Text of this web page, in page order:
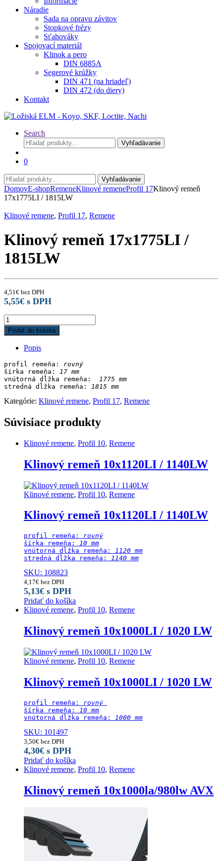
Náradie
Sada na opravu závitov
Stopkové frézy
Sťahováky
Spojovací materiál
Klinok a pero
DIN 6885A
Segerové krúžky
DIN 471 (na hriadeľ)
DIN 472 (do diery)
Kontakt
Search
Hľadať:
Vyhľadávanie
0
Hľadať:
Vyhľadávanie
DomovE-shopRemeneKlinové remeneProfil 17Klinový remeň
17x1775LI / 1815LW
Klinové remene, Profil 17, Remene
Klinový remeň 17x1775LI /
1815LW
4,51 € bez DPH
5,55€ s DPH
Klinový
remeň
17x1775LI
1815LW
quantity
Pridať do košíka
Popis
profil remeňa: rovný
šírka remeňa:
17 mm
vnútorná dĺžka remeňa:
stredná dĺžka remeňa:
Kategórie: Klinové remene, Profil 17, Remene
Súvisiace produkty
Klinové remene, Profil 10, Remene
Klinový remeň 10x1120LI / 1140LW
Klinové remene, Profil 10, Remene
Klinový remeň 10x1120LI / 1140LW
profil remeňa: rovný
šírka remeňa: 10 mm
vnútorná dĺžka remeňa: 1120 mm
stredná dĺžka remeňa:
1140 mm
SKU: 108823
4,17€ bez DPH
5,13€ s DPH
Pridať do košíka
Klinové remene, Profil 10, Remene
Klinový remeň 10x1000LI / 1020 LW
Klinové remene, Profil 10, Remene
Klinový remeň 10x1000LI / 1020 LW
profil remeňa: rovný
šírka remeňa:
10 mm
vnútorná dĺžka remeňa:
1000 mm
SKU: 101497
3,50€ bez DPH
4,30€ s DPH
Pridať do košíka
Klinové remene, Profil 10, Remene
Klinový remeň 10x1000la/980lw AVX